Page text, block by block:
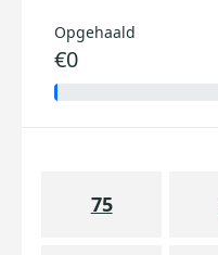
Opgehaald
€0
75